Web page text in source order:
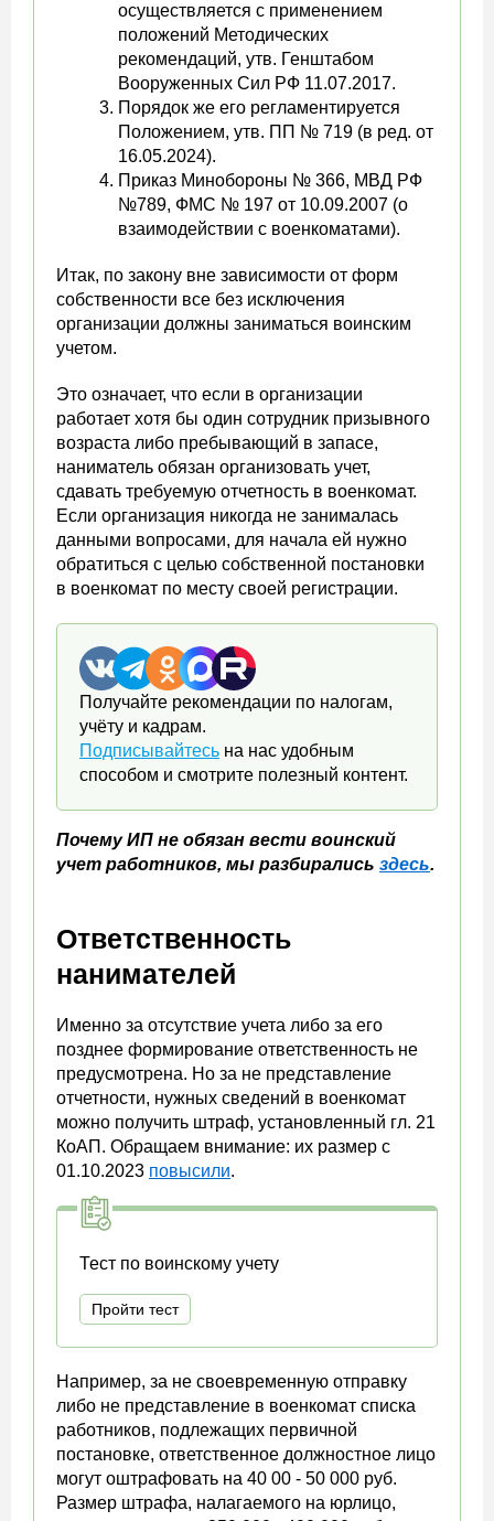
осуществляется с применением
положений Методических
рекомендаций, утв. Генштабом
Вооруженных Сил РФ 11.07.2017.
Порядок же его регламентируется
Положением, утв. ПП № 719 (в ред. от
16.05.2024).
Приказ Минобороны № 366, МВД РФ
№789, ФМС № 197 от 10.09.2007 (о
взаимодействии с военкоматами).
Итак, по закону вне зависимости от форм
собственности все без исключения
организации должны заниматься воинским
учетом.
Это означает, что если в организации
работает хотя бы один сотрудник призывного
возраста либо пребывающий в запасе,
наниматель обязан организовать учет,
сдавать требуемую отчетность в военкомат.
Если организация никогда не занималась
данными вопросами, для начала ей нужно
обратиться с целью собственной постановки
в военкомат по месту своей регистрации.
Получайте рекомендации по налогам,
учёту и кадрам.
Подписывайтесь на нас удобным
способом и смотрите полезный контент.
Почему ИП не обязан вести воинский
учет работников, мы разбирались здесь.
Ответственность
нанимателей
Именно за отсутствие учета либо за его
позднее формирование ответственность не
предусмотрена. Но за не представление
отчетности, нужных сведений в военкомат
можно получить штраф, установленный гл. 21
КоАП. Обращаем внимание: их размер с
01.10.2023 повысили.
Тест по воинскому учету
Пройти тест
Например, за не своевременную отправку
либо не представление в военкомат списка
работников, подлежащих первичной
постановке, ответственное должностное лицо
могут оштрафовать на 40 00 - 50 000 руб.
Размер штрафа, налагаемого на юрлицо,